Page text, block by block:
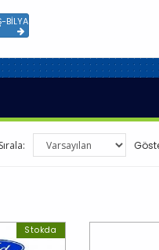
VE DEVİRDAİM
Sırala:
Stokda